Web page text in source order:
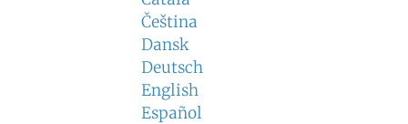
Čeština
Dansk
Deutsch
English
Español